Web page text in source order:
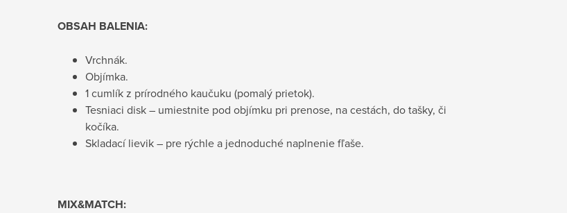
OBSAH BALENIA:
Vrchnák.
Objímka.
1 cumlík z prírodného kaučuku (pomalý prietok).
Tesniaci disk – umiestnite pod objímku pri prenose, na cestách, do tašky, či
kočíka.
Skladací lievik – pre rýchle a jednoduché naplnenie fľaše.
MIX&MATCH: